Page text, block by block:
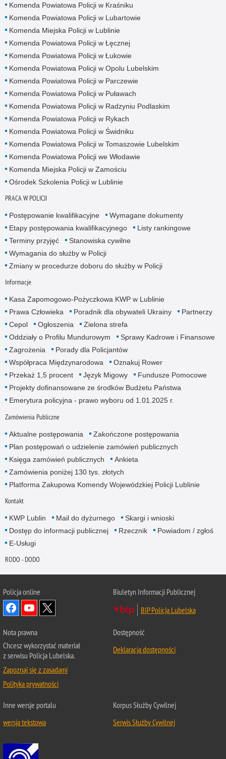
Komenda Powiatowa Policji w Kraśniku
Komenda Powiatowa Policji w Lubartowie
Komenda Miejska Policji w Lublinie
Komenda Powiatowa Policji w Łęcznej
Komenda Powiatowa Policji w Łukowie
Komenda Powiatowa Policji w Opolu Lubelskim
Komenda Powiatowa Policji w Parczewie
Komenda Powiatowa Policji w Puławach
Komenda Powiatowa Policji w Radzyniu Podlaskim
Komenda Powiatowa Policji w Rykach
Komenda Powiatowa Policji w Świdniku
Komenda Powiatowa Policji w Tomaszowie Lubelskim
Komenda Powiatowa Policji we Włodawie
Komenda Miejska Policji w Zamościu
Ośrodek Szkolenia Policji w Lublinie
PRACA W POLICJI
Postępowanie kwalifikacyjne
Wymagane dokumenty
Etapy postępowania kwalifikacyjnego
Listy rankingowe
Terminy przyjęć
Stanowiska cywilne
Wymagania do służby w Policji
Zmiany w procedurze doboru do służby w Policji
Informacje
Kasa Zapomogowo-Pożyczkowa KWP w Lublinie
Prawa Człowieka
Poradnik dla obywateli Ukrainy
Partnerzy
Cepol
Ogłoszenia
Zielona strefa
Oddziały o Profilu Mundurowym
Sprawy Kadrowe i Finansowe
Zagrożenia
Porady dla Policjantów
Współpraca Międzynarodowa
Oznakuj Rower
Przekaż 1,5 procent
Język Migowy
Fundusze Pomocowe
Projekty dofinansowane ze środków Budżetu Państwa
Emerytura policyjna - prawo wyboru od 1.01.2025 r.
Zamówienia Publiczne
Aktualne postępowania
Zakończone postępowania
Plan postępowań o udzielenie zamówień publicznych
Księga zamówień publicznych
Ankieta
Zamówienia poniżej 130 tys. złotych
Platforma Zakupowa Komendy Wojewódzkiej Policji Lublinie
Kontakt
KWP Lublin Mail do dyżurnego
Skargi i wnioski
Dostęp do informacji publicznej
Rzecznik
Powiadom / zgłoś
E-Usługi
RODO - DODO
Policja online
Biuletyn Informacji Publicznej
BIP Policja Lubelska
Nota prawna
Chcesz wykorzystać materiał
z serwisu Policja Lubelska.
Zapoznaj się z zasadami
Polityka prywatności
Dostępność
Deklaracja dostępności
Inne wersje portalu
wersja tekstowa
Korpus Służby Cywilnej
Serwis Służby Cywilnej